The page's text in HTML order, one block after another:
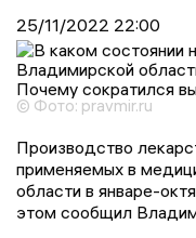
25/11/2022 22:00
© Фото: pravmir.ru
Производство
применяемых в
области в январе-
этом сообщил